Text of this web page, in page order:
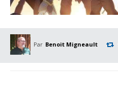
Par Benoit Migneault